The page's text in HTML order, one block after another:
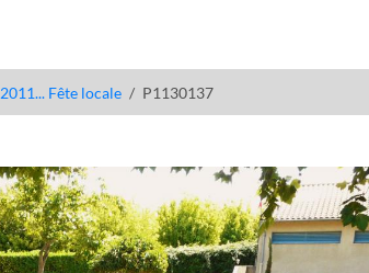
2011... Fête locale P1130137